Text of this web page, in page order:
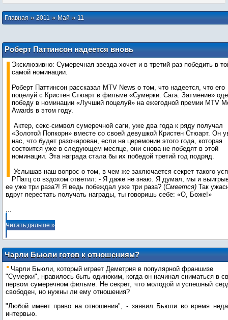
Главная»2011 » Май » 11
Роберт Паттинсон надеется вновь
победить в номинации «Лучший
поцелуй» на MTV Movie Awards
Эксклюзивно: Сумеречная звезда хочет и в третий раз победить в
самой номинации.
Роберт Паттинсон рассказал MTV News о том, что надеется, что его
поцелуй с Кристен Стюарт в фильме «Сумерки. Сага. Затмение»
победу в номинации «Лучший поцелуй» на ежегодной премии MTV
Awards в этом году.
Актер, секс-символ сумеречной саги, уже два года к ряду получал
«Золотой Попкорн» вместе со своей девушкой Кристен Стюарт. Он
нас, что будет разочарован, если на церемонии этого года, которая
состоится уже в следующем месяце, они снова не победят в этой
номинации. Эта награда стала бы их победой третий год подряд.
Услышав наш вопрос о том, в чем же заключается секрет такого
РПатц со вздохом ответил: - Я даже не знаю. Я думал, мы и
ее уже три раза?! Я ведь побеждал уже три раза? (Смеется) Так
...
Читать дальше »
Чарли Бьюли готов к отношениям?
Чарли Бьюли, который играет Деметрия в популярной франшизе
"Сумерки", нравилось быть одиноким, когда он начинал сниматься в
первом сумеречном фильме. Не секрет, что молодой и успешный
свободен, но нужны ли ему отношения?
"Любой имеет право на отношения", - заявил Бьюли во время
интервью.